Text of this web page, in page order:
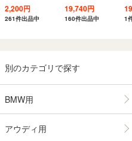
2,200円
261件出品中
19,740円
160件出品中 1
別のカテゴリで探す
BMW用
アウディ用